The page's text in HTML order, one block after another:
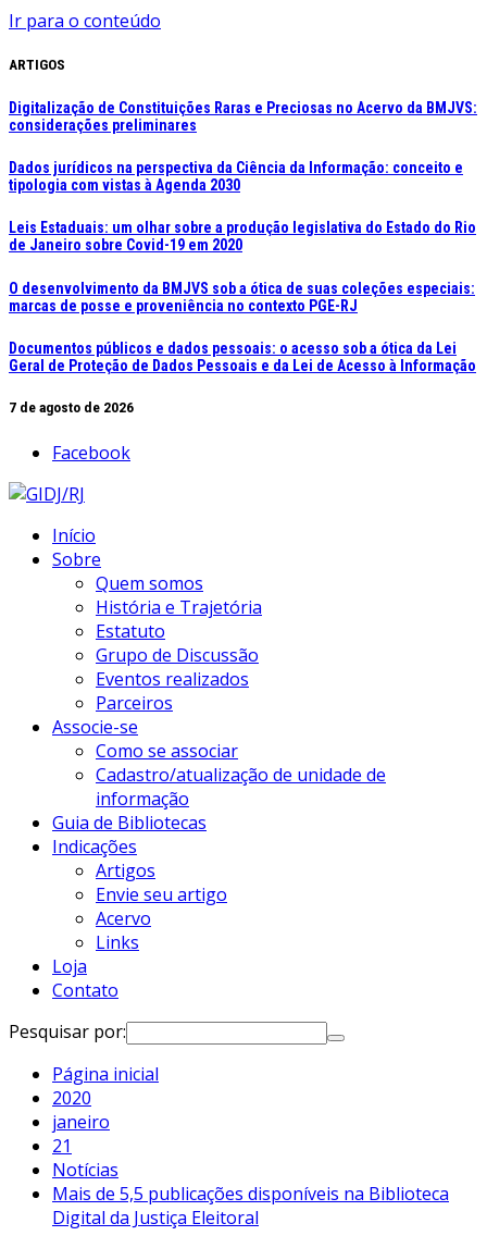
Ir para o conteúdo
ARTIGOS
Digitalização de Constituições Raras e Preciosas no Acervo da BMJVS:
considerações preliminares
Dados jurídicos na perspectiva da Ciência da Informação: conceito e
tipologia com vistas à Agenda 2030
Leis Estaduais: um olhar sobre a produção legislativa do Estado do Rio
de Janeiro sobre Covid-19 em 2020
O desenvolvimento da BMJVS sob a ótica de suas coleções especiais:
marcas de posse e proveniência no contexto PGE-RJ
Documentos públicos e dados pessoais: o acesso sob a ótica da Lei
Geral de Proteção de Dados Pessoais e da Lei de Acesso à Informação
7 de agosto de 2026
Facebook
Início
Sobre
Quem somos
História e Trajetória
Estatuto
Grupo de Discussão
Eventos realizados
Parceiros
Associe-se
Como se associar
Cadastro/atualização de unidade de
informação
Guia de Bibliotecas
Indicações
Artigos
Envie seu artigo
Acervo
Links
Loja
Contato
Pesquisar por:
Página inicial
2020
janeiro
21
Notícias
Mais de 5,5 publicações disponíveis na Biblioteca
Digital da Justiça Eleitoral